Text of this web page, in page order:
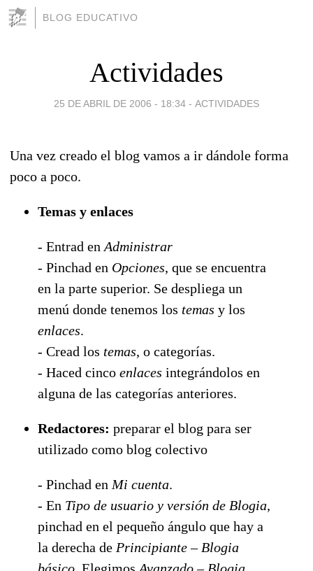
BLOG EDUCATIVO
Actividades
25 DE ABRIL DE 2006 - 18:34 - ACTIVIDADES
Una vez creado el blog vamos a ir dándole forma
poco a poco.
Temas y enlaces
- Entrad en Administrar
- Pinchad en Opciones, que se encuentra
en la parte superior. Se despliega un
menú donde tenemos los temas y los
enlaces.
- Cread los temas, o categorías.
- Haced cinco enlaces integrándolos en
alguna de las categorías anteriores.
Redactores: preparar el blog para ser
utilizado como blog colectivo
- Pinchad en Mi cuenta.
- En Tipo de usuario y versión de Blogia,
pinchad en el pequeño ángulo que hay a
la derecha de Principiante – Blogia